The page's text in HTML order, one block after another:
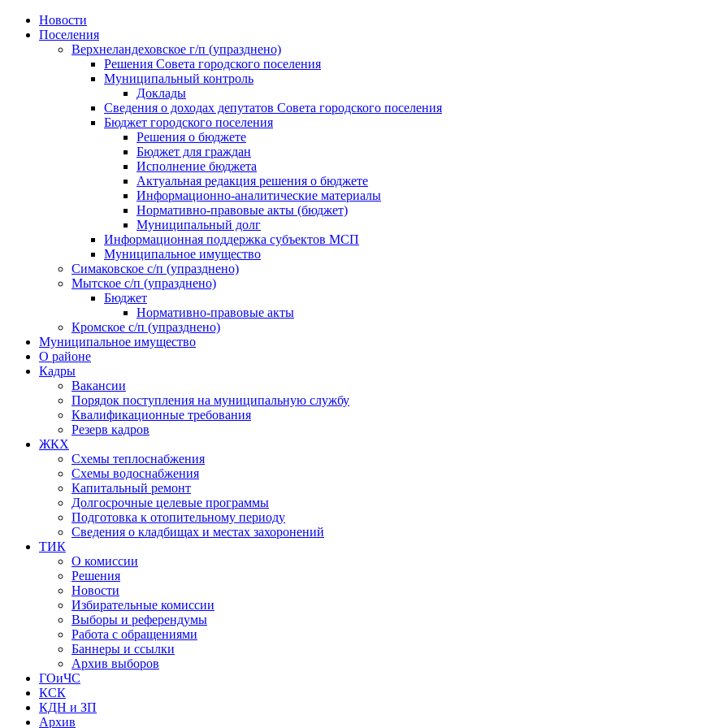
Skip
Новости
Поселения
Верхнеландеховское г/п (упразднено)
Решения Совета городского поселения
Муниципальный контроль
Доклады
Сведения о доходах депутатов Совета городского поселения
Бюджет городского поселения
Решения о бюджете
Бюджет для граждан
Исполнение бюджета
Актуальная редакция решения о бюджете
Информационно-аналитические материалы
Нормативно-правовые акты (бюджет)
Муниципальный долг
Информационная поддержка субъектов МСП
Муниципальное имущество
Симаковское с/п (упразднено)
Мытское с/п (упразднено)
Бюджет
Нормативно-правовые акты
Кромское с/п (упразднено)
Муниципальное имущество
О районе
Кадры
Вакансии
Порядок поступления на муниципальную службу
Квалификационные требования
Резерв кадров
ЖКХ
Схемы теплоснабжения
Схемы водоснабжения
Капитальный ремонт
Долгосрочные целевые программы
Подготовка к отопительному периоду
Сведения о кладбищах и местах захоронений
ТИК
О комиссии
Решения
Новости
Избирательные комиссии
Выборы и референдумы
Работа с обращениями
Баннеры и ссылки
Архив выборов
ГОиЧС
КСК
КДН и ЗП
Архив